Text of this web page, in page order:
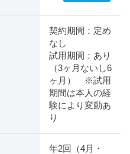
契約期間：定め
なし
試用期間：あり
（3ヶ月ないし6
ヶ月） ※試用
期間は本人の経
験により変動あ
り
年2回（4月・